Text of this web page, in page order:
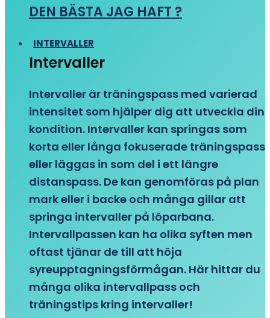
DEN BÄSTA JAG HAFT ?
INTERVALLER
Intervaller
Intervaller är träningspass med varierad
intensitet som hjälper dig att utveckla din
kondition. Intervaller kan springas som
korta eller långa fokuserade träningspass
eller läggas in som del i ett längre
distanspass. De kan genomföras på plan
mark eller i backe och många gillar att
springa intervaller på löparbana.
Intervallpassen kan ha olika syften men
oftast tjänar de till att höja
syreupptagningsförmågan. Här hittar du
många olika intervallpass och
träningstips kring intervaller!